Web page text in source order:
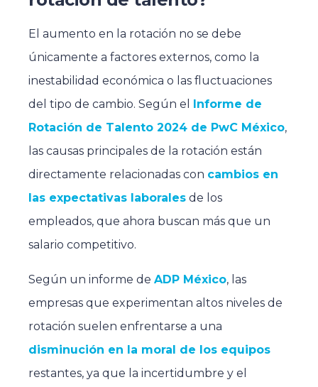
El aumento en la rotación no se debe
únicamente a factores externos, como la
inestabilidad económica o las fluctuaciones
del tipo de cambio. Según el Informe de
Rotación de Talento 2024 de PwC México,
las causas principales de la rotación están
directamente relacionadas con cambios en
las expectativas laborales de los
empleados, que ahora buscan más que un
salario competitivo.
Según un informe de ADP México, las
empresas que experimentan altos niveles de
rotación suelen enfrentarse a una
disminución en la moral de los equipos
restantes, ya que la incertidumbre y el